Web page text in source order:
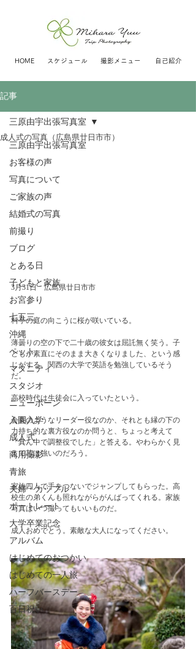
HOME スケジュール 撮影メニュー 自己紹介
記事
三原由宇出張写真室
お客様の声
写真について
ご家族の声
結婚式の写真
前撮り
ブログ
とある日
子どもと家族
お宮参り
七五三
沖縄
ペット
マタニティ
スタジオ
ニューボーン
入園入学
成人式
商用撮影
青旅
夫婦・カップル
ポートレート
大学卒業記念
アルバム
はじめてのおつかい
はじめての一人旅
ハーフバースデー
百日祝い
三原由宇出張写真室
成人式の写真（広島県廿日市市）
3月31日　広島県廿日市市
料亭の庭の向こうに桜が咲いている。
薄曇りの空の下で二十歳の彼女は屈託無く笑う。子
どもが素直にそのまま大きくなりました、という感
じがする。関西の大学で英語を勉強しているそう
だ。
高校時代は生徒会に入っていたという。
会長のようなリーダー役なのか、それとも縁の下の
力持ち的な裏方役なのか問うと、ちょっと考えて
「真ん中で調整役でした」と答える。やわらかく見
えて芯は強いのだろう。
家族四人で手をつないでジャンプしてもらった。高
校生の弟くんも照れながらがんばってくれる。家族
写真はいつ撮ってもいいものだ。
成人おめでとう。素敵な大人になってください。